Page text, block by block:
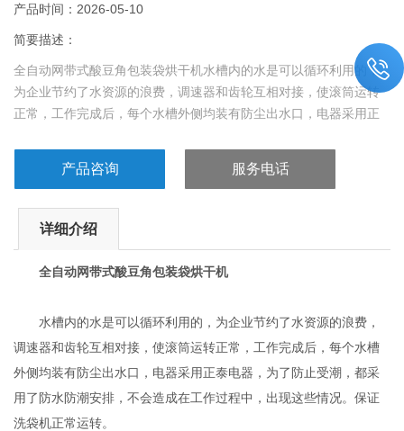
产品时间：2026-05-10
简要描述：
全自动网带式酸豆角包装袋烘干机水槽内的水是可以循环利用的，
为企业节约了水资源的浪费，调速器和齿轮互相对接，使滚筒运转
正常，工作完成后，每个水槽外侧均装有防尘出水口，电器采用正
产品咨询 服务电话
详细介绍
全自动网带式酸豆角包装袋烘干机
水槽内的水是可以循环利用的，为企业节约了水资源的浪费，
调速器和齿轮互相对接，使滚筒运转正常，工作完成后，每个水槽
外侧均装有防尘出水口，电器采用正泰电器，为了防止受潮，都采
用了防水防潮安排，不会造成在工作过程中，出现这些情况。保证
洗袋机正常运转。